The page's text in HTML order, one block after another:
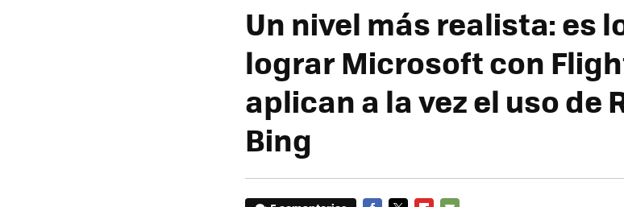
Un nivel más realista: es
lograr Microsoft con
aplican a la vez el uso de
Bing